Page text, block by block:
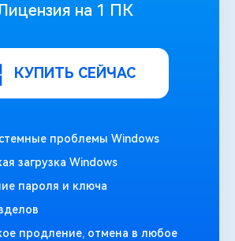
на 1 ПК
КУПИТЬ СЕЙЧАС
проблемы Windows
загрузка Windows
пароля и ключа
продление, отмена в любое